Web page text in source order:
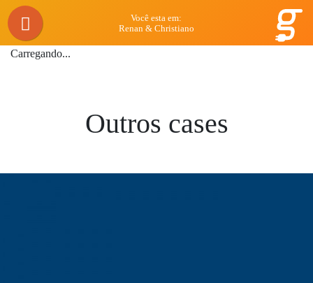
Você esta em:
Renan & Christiano
Carregando...
Outros cases